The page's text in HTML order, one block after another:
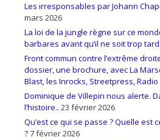
Les irresponsables par Johann
mars 2026
La loi de la jungle règne sur ce
barbares avant qu’il ne soit trop tard.
Front commun contre l’extrême
dossier, une brochure, avec La
Blast, les Inrocks, Streetpress, Radio
Dominique de Villepin nous alerte.
l’histoire.. 23 février 2026
Qu’est ce qui se passe ? Quelle est
?7 février 2026